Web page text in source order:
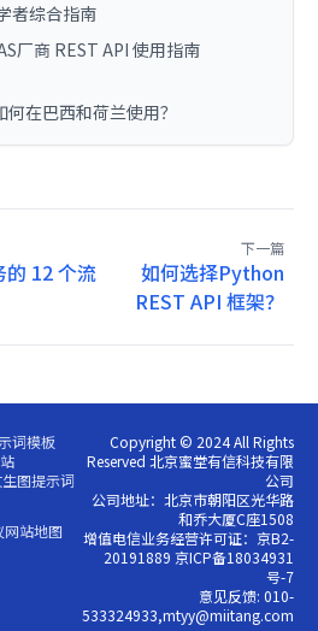
者综合指南
厂商 REST API 使用指南
在巴西和荷兰使用？
的 12 个流
下一篇
如何选择Python
REST API 框架？
词模板
图提示词
网站地图
Copyright © 2024 All Rights
Reserved 北京蜜堂有信科技有限
公司
公司地址：北京市朝阳区光华路
和乔大厦C座1508
增值电信业务经营许可证：京B2-
20191889 京ICP备18034931
号-7
意见反馈: 010-
533324933,mtyy@miitang.com